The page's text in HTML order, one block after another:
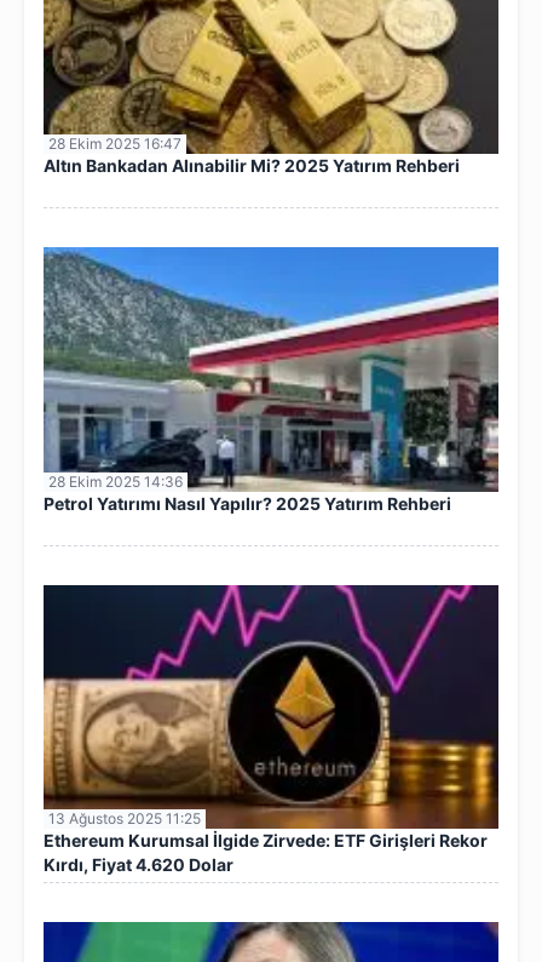
28 Ekim 2025 16:47
Altın Bankadan Alınabilir Mi? 2025 Yatırım Rehberi
28 Ekim 2025 14:36
Petrol Yatırımı Nasıl Yapılır? 2025 Yatırım Rehberi
13 Ağustos 2025 11:25
Ethereum Kurumsal İlgide Zirvede: ETF Girişleri Rekor
Kırdı, Fiyat 4.620 Dolar